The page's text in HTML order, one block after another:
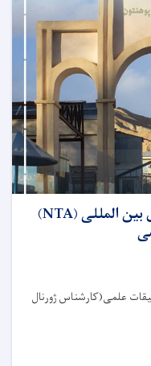
اعلان بست کارشناس ژورنال های بین المللی (NTA)
علمی(کارشناس ژورنال